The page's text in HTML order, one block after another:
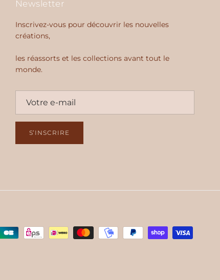
Newsletter
Inscrivez-vous pour découvrir les nouvelles
créations,
les réassorts et les collections avant tout le
monde.
S’INSCRIRE